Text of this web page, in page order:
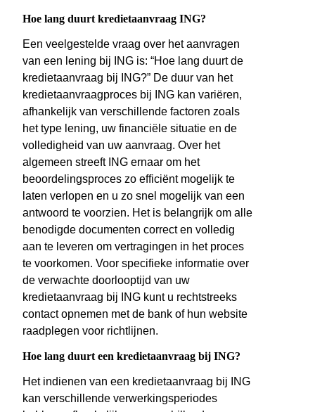
Hoe lang duurt kredietaanvraag ING?
Een veelgestelde vraag over het aanvragen
van een lening bij ING is: “Hoe lang duurt de
kredietaanvraag bij ING?” De duur van het
kredietaanvraagproces bij ING kan variëren,
afhankelijk van verschillende factoren zoals
het type lening, uw financiële situatie en de
volledigheid van uw aanvraag. Over het
algemeen streeft ING ernaar om het
beoordelingsproces zo efficiënt mogelijk te
laten verlopen en u zo snel mogelijk van een
antwoord te voorzien. Het is belangrijk om alle
benodigde documenten correct en volledig
aan te leveren om vertragingen in het proces
te voorkomen. Voor specifieke informatie over
de verwachte doorlooptijd van uw
kredietaanvraag bij ING kunt u rechtstreeks
contact opnemen met de bank of hun website
raadplegen voor richtlijnen.
Hoe lang duurt een kredietaanvraag bij ING?
Het indienen van een kredietaanvraag bij ING
kan verschillende verwerkingsperiodes